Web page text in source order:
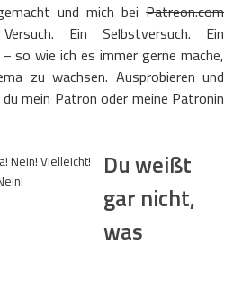
und mich bei Patreon.com
Ein Selbstversuch. Ein
so wie ich es immer gerne mache,
zu wachsen. Ausprobieren und
mein Patron oder meine Patronin
Du weißt
gar nicht,
was